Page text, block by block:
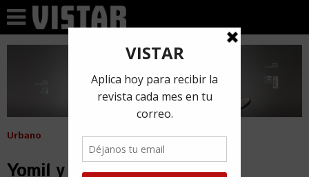
Urbano
Yomil y El Dany calentaron el